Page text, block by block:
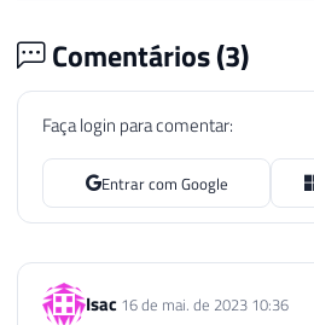
Comentários (3)
Faça login para comentar:
Entrar com Google
Isac 16 de mai. de 2023 10:36